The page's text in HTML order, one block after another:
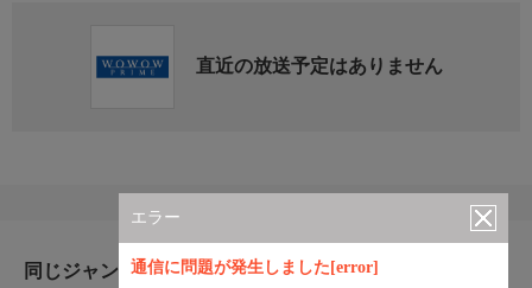
エラー
通信に問題が発生しました[error]
直近の放送予定はありません
同じジャンルのおすすめ番組